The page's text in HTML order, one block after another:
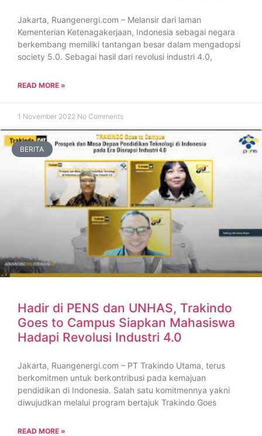
Jakarta, Ruangenergi.com – Melansir dari laman
Kementerian Ketenagakerjaan, Indonesia sebagai negara
berkembang memiliki tantangan besar dalam mengadopsi
society 5.0. Sebagai hasil dari revolusi industri 4.0,
READ MORE »
1 November 2022 No Comments
BERITA
Hadir di PENS dan UNHAS, Trakindo
Goes to Campus Siapkan Mahasiswa
Hadapi Revolusi Industri 4.0
Jakarta, Ruangenergi.com – PT Trakindo Utama, terus
berkomitmen untuk berkontribusi pada kemajuan
pendidikan di Indonesia. Salah satu komitmennya yakni
diwujudkan melalui program bertajuk Trakindo Goes
READ MORE »